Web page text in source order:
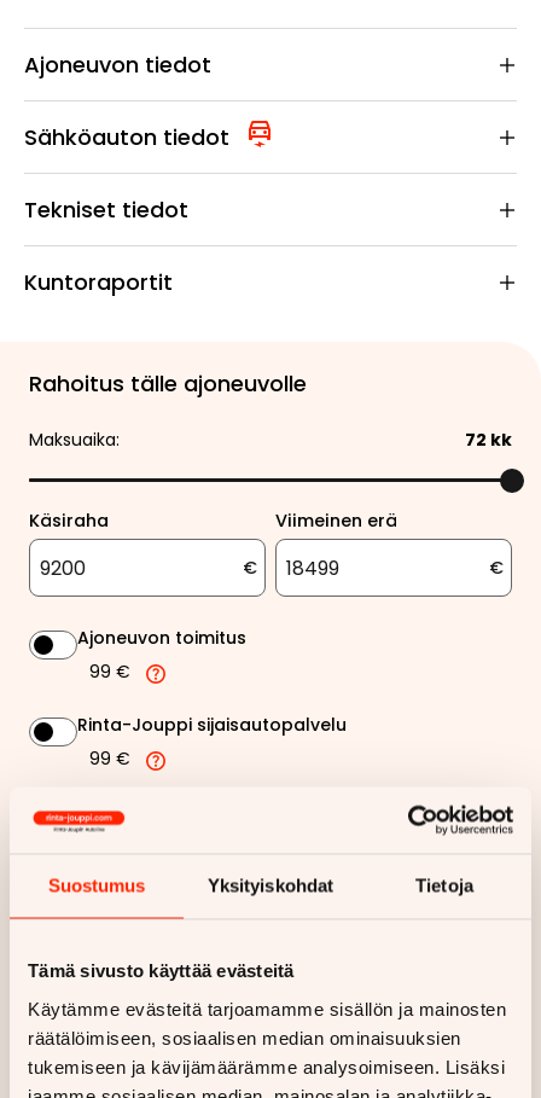
Suostumus Yksityiskohdat Tietoja
Tämä sivusto käyttää evästeitä
Käytämme evästeitä tarjoamamme sisällön ja mainosten
räätälöimiseen, sosiaalisen median ominaisuuksien
tukemiseen ja kävijämäärämme analysoimiseen. Lisäksi
Ajoneuvon tiedot
Sähköauton tiedot
Tekniset tiedot
Kuntoraportit
Rahoitus tälle ajoneuvolle
Maksuaika: 72 kk
Käsiraha
€
Viimeinen erä
€
Ajoneuvon toimitus
99 €
Rinta-Jouppi sijaisautopalvelu
99 €
Näytähintaerittely
Haluan myös tarjouksen vakuutuksesta
Hae rahoitustarjous
Rahoituslaskelma on suuntaa antava ja edellyttää hyväksytyn